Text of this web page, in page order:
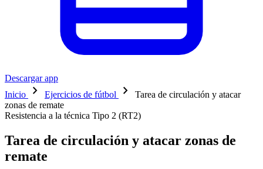
Descargar app
Inicio
chevron_right Ejercicios de fútbol chevron_right
Tarea de circulación y atacar
zonas de remate
Resistencia a la técnica Tipo 2 (RT2)
Tarea de circulación y atacar zonas de
remate